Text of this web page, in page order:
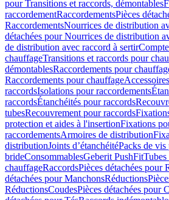
pour Transitions et raccords, démontables
raccordementRaccordementsPièces
RaccordementsNourrices de distribution
détachées pour Nourrices de distribution
de distribution avec raccord à sertir
chauffageTransitions et raccords pour
démontablesRaccordements pour
Raccordements pour chauffageAccessoires
raccordsIsolations pour raccordements
raccordsÉtanchéités pour raccords
tubesRecouvrement pour raccords
protection et aides à l'insertionFixations
raccordementsArmoires de distribution
distributionJoints d’étanchéitéPacks de vis
brideConsommablesGeberit PushFit
chauffageRaccordsPièces détachées pour
détachées pour ManchonsRéductions
RéductionsCoudesPièces détachées pour